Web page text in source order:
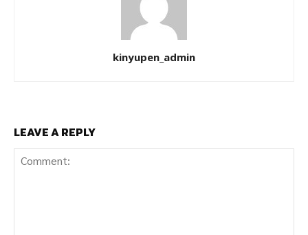
kinyupen_admin
LEAVE A REPLY